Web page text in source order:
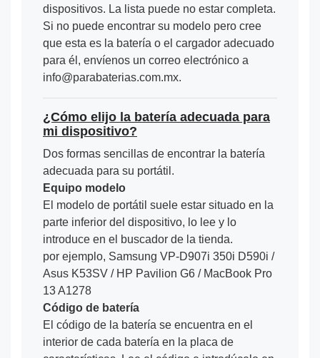
dispositivos. La lista puede no estar completa.
Si no puede encontrar su modelo pero cree
que esta es la batería o el cargador adecuado
para él, envíenos un correo electrónico a
info@parabaterias.com.mx.
¿Cómo elijo la batería adecuada para
mi dispositivo?
Dos formas sencillas de encontrar la batería
adecuada para su portátil.
Equipo modelo
El modelo de portátil suele estar situado en la
parte inferior del dispositivo, lo lee y lo
introduce en el buscador de la tienda.
por ejemplo, Samsung VP-D907i 350i D590i /
Asus K53SV / HP Pavilion G6 / MacBook Pro
13 A1278
Código de batería
El código de la batería se encuentra en el
interior de cada batería en la placa de